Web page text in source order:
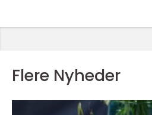
Flere Nyheder